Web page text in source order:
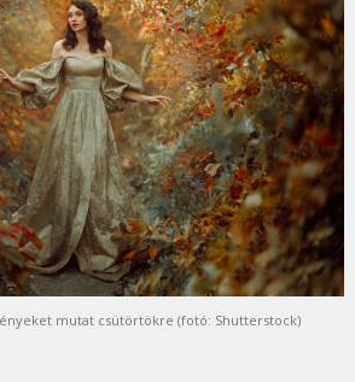
mutat csütörtökre (fotó: Shutterstock)